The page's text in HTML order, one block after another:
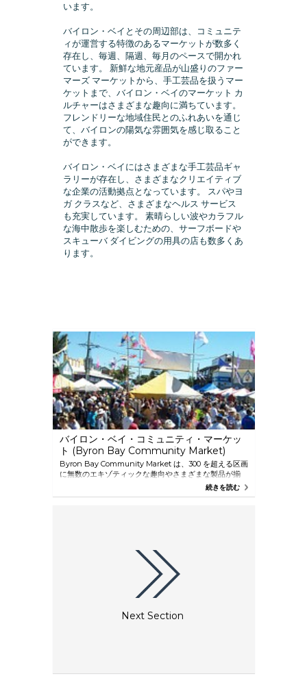
います。
バイロン・ベイとその周辺部は、コミュニテ
ィが運営する特徴のあるマーケットが数多く
存在し、毎週、隔週、毎月のペースで開かれ
ています。 新鮮な地元産品が山盛りのファー
マーズ マーケットから、手工芸品を扱うマー
ケットまで、バイロン・ベイのマーケット カ
ルチャーはさまざまな趣向に満ちています。
フレンドリーな地域住民とのふれあいを通じ
て、バイロンの陽気な雰囲気を感じ取ること
ができます。
バイロン・ベイにはさまざまな手工芸品ギャ
ラリーが存在し、さまざまなクリエイティブ
な企業の活動拠点となっています。 スパやヨ
ガ クラスなど、さまざまなヘルス サービス
も充実しています。 素晴らしい波やカラフル
な海中散歩を楽しむための、サーフボードや
スキューバ ダイビングの用具の店も数多くあ
ります。
バイロン・ベイ・コミュニティ・マーケッ
ト (Byron Bay Community Market)
Byron Bay Community Market は、300 を超える区画
に無数のエキゾティックな趣向やさまざまな製品が揃
う、色と音楽の織りなす世界です。 マーケットはアー
トや工芸品で埋めつくされています。あまり知られてい
続きを読む
Next Section